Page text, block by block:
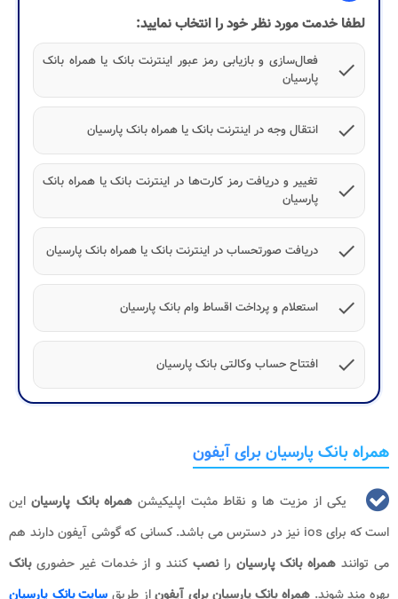
لطفا خدمت مورد نظر خود را انتخاب نمایید:
check
فعال‌سازی و بازیابی رمز عبور اینترنت بانک یا همراه بانک
پارسیان
check انتقال وجه در اینترنت‌ بانک یا همراه بانک پارسیان
check
تغییر و دریافت رمز کارت‌ها در اینترنت‌ بانک یا همراه بانک
پارسیان
check دریافت صورتحساب در اینترنت‌ بانک یا همراه بانک پارسیان
check استعلام و پرداخت اقساط وام بانک پارسیان
check افتتاح حساب وکالتی بانک پارسیان
همراه بانک پارسیان برای آیفون
یکی از‌ مزیت ها و نقاط مثبت اپلیکیشن همراه بانک پارسیاناین
است که برای ios نیز در دسترس می باشد. کسانی که گوشی آیفون دارند هم
می توانند همراه بانک پارسیان رانصبکنند و از خدمات غیر حضوریبانک
بهره مند شوند. همراه بانک پارسیان برای آیفوناز طریق سایت بانک پارسیان